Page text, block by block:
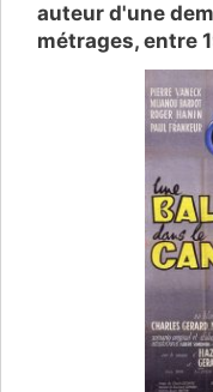
auteur d'une
métrages, entre